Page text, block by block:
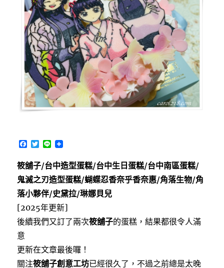
F
c
e
b
o
o
k
T
i
t
t
e
r
L
n
e
筱舖子/台中造型蛋糕/台中生日蛋糕/台中南區蛋糕/
鬼滅之刃造型蛋糕/蝴蝶忍香奈乎香奈惠/角落生物/角
落小夥伴/史黛拉/琳娜貝兒
[2025年更新]
後續我們又訂了兩次筱舖子的蛋糕，結果都很令人滿
意
更新在文章最後囉！
關注筱舖子創意工坊已經很久了，不過之前總是太晚